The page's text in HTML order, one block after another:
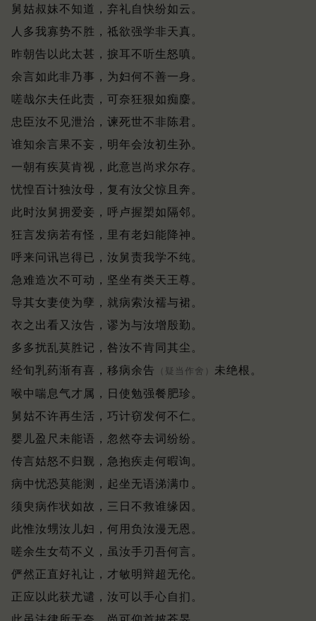
舅姑叔妹不知道，弃礼自快纷如云。
人多我寡势不胜，祗欲强学非天真。
昨朝告以此太甚，捩耳不听生怒嗔。
余言如此非乃事，为妇何不善一身。
嗟哉尔夫任此责，可奈狂狠如痴麇。
忠臣汝不见泄治，谏死世不非陈君。
谁知余言果不妄，明年会汝初生孙。
一朝有疾莫肯视，此意岂尚求尔存。
忧惶百计独汝母，复有汝父惊且奔。
此时汝舅拥爱妾，呼卢握槊如隔邻。
狂言发病若有怪，里有老妇能降神。
呼来问讯岂得已，汝舅责我学不纯。
急难造次不可动，坚坐有类天王尊。
导其女妻使为孽，就病索汝襦与裙。
衣之出看又汝告，谬为与汝增殷勤。
多多扰乱莫胜记，咎汝不肯同其尘。
经旬乳药渐有喜，移病余告
（疑当作舍） 未绝根。
喉中喘息气才属，日使勉强餐肥珍。
舅姑不许再生活，巧计窃发何不仁。
婴儿盈尺未能语，忽然夺去词纷纷。
传言姑怒不归觐，急抱疾走何暇询。
病中忧恐莫能测，起坐无语涕满巾。
须臾病作状如故，三日不救谁缘因。
此惟汝甥汝儿妇，何用负汝漫无恩。
嗟余生女苟不义，虽汝手刃吾何言。
俨然正直好礼让，才敏明辩超无伦。
正应以此获尤谴，汝可以手心自扪。